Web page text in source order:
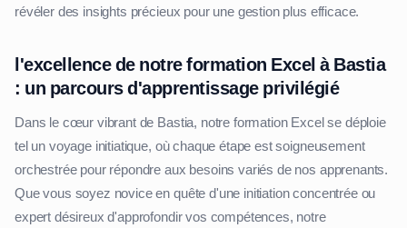
révéler des insights précieux pour une gestion plus efficace.
l'excellence de notre formation Excel à Bastia
: un parcours d'apprentissage privilégié
Dans le cœur vibrant de Bastia, notre formation Excel se déploie
tel un voyage initiatique, où chaque étape est soigneusement
orchestrée pour répondre aux besoins variés de nos apprenants.
Que vous soyez novice en quête d'une initiation concentrée ou
expert désireux d'approfondir vos compétences, notre